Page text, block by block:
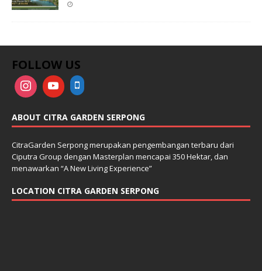
FOLLOW US
ABOUT CITRA GARDEN SERPONG
CitraGarden Serpong merupakan pengembangan terbaru dari
Ciputra Group dengan Masterplan mencapai 350 Hektar, dan
menawarkan “A New Living Experience”
LOCATION CITRA GARDEN SERPONG